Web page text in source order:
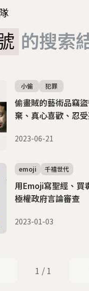
的搜索
偷畫賊的藝術品竊
棄、真心喜歡、忍
小偷 犯罪
2023-06-21
用Emoji寫聖經、買
極權政府言論審查
emoji 千禧世代
2023-01-03
1 / 1